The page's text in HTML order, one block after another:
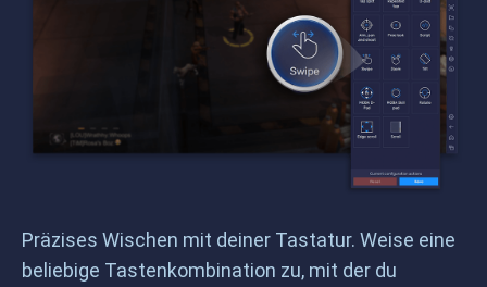
Präzises Wischen mit deiner Tastatur. Weise eine
beliebige Tastenkombination zu, mit der du